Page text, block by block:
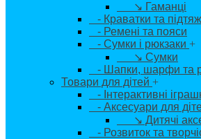
↘ Гаманці
- Краватки та
- Ремені та пояси
- Сумки і рюкзаки +
↘ Сумки
- Шапки, шарфи та
Товари для дітей +
- Інтерактивні
- Аксесуари для
↘ Дитячі
- Розвиток та